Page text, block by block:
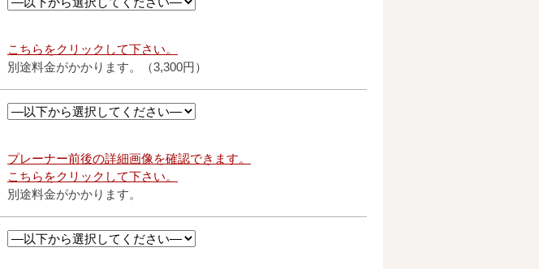
こちらをクリックして下さい。
別途料金がかかります。（3,300円）
プレーナー前後の詳細画像を確認できます。
こちらをクリックして下さい。
別途料金がかかります。